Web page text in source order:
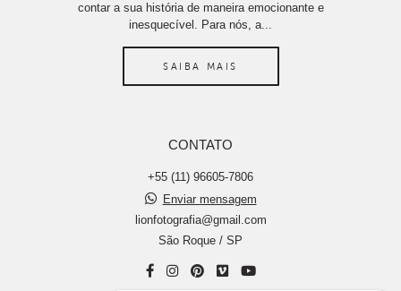
contar a sua história de maneira emocionante e
inesquecível. Para nós, a...
SAIBA MAIS
CONTATO
+55 (11) 96605-7806
Enviar mensagem
lionfotografia@gmail.com
São Roque / SP